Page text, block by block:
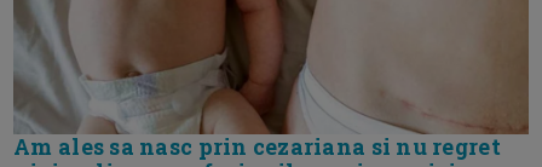
Am ales sa nasc prin cezariana si nu regret